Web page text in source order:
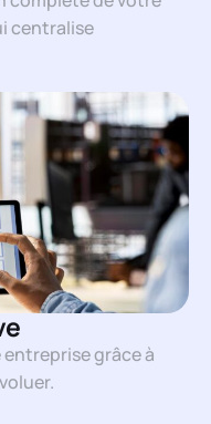
centralise
grâce à